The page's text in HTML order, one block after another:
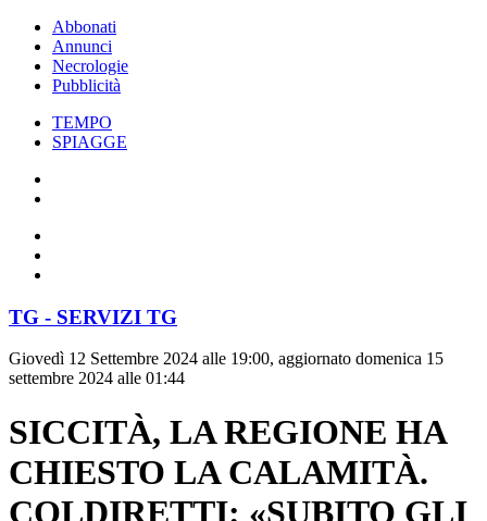
Abbonati
Annunci
Necrologie
Pubblicità
TEMPO
SPIAGGE
TG - SERVIZI TG
Giovedì 12 Settembre 2024 alle 19:00, aggiornato domenica 15
settembre 2024 alle 01:44
SICCITÀ, LA REGIONE HA
CHIESTO LA CALAMITÀ.
COLDIRETTI: «SUBITO GLI